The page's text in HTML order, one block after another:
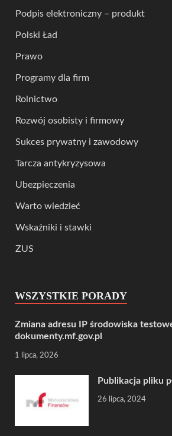
Podpis elektroniczny – produkt
Polski Ład
Prawo
Programy dla firm
Rolnictwo
Rozwój osobisty i firmowy
Sukces prywatny i zawodowy
Tarcza antykryzysowa
Ubezpieczenia
Warto wiedzieć
Wskaźniki i stawki
ZUS
WSZYSTKIE PORADY
Zmiana adresu IP środowiska
dokumenty.mf.gov.pl
1 lipca, 2026
Publikacja pliku
26 lipca, 2024